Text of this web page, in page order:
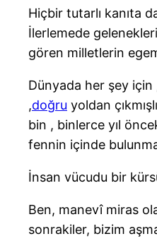
Hiçbir tutarlı kanıta
İlerlemede
gören milletlerin
Dünyada her şey
,doğru yoldan
bin , binlerce yıl
fennin içinde
İnsan vücudu bir
Ben, manevî miras
sonrakiler, bizim